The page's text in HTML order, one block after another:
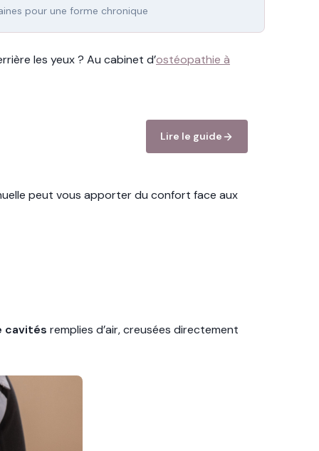
pour une forme chronique
les yeux ? Au cabinet d’ostéopathie à
Lire le guide
peut vous apporter du confort face aux
cavités remplies d’air, creusées directement